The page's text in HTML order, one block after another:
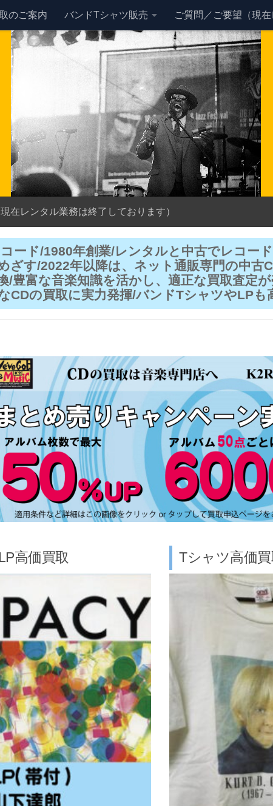
のご案内 バンドTシャツ販売 ご質問／ご要望（現
在レンタル業務は終了しております）
ード/1980年創業/レンタルと中古でレコー
ざす/2022年以降は、ネット通販専門の中古
/豊富な音楽知識を活かし、適正な買取査定
CDの買取に実力発揮/バンドTシャツやLPも
高価買取 Tシャツ高価買